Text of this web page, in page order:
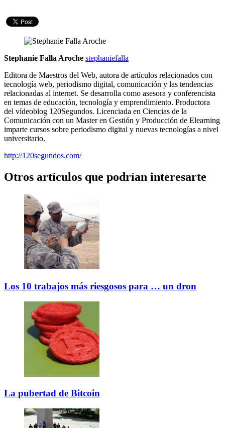
Stephanie Falla Aroche stephaniefalla
Editora de Maestros del Web, autora de artículos relacionados con
tecnología web, periodismo digital, comunicación y las tendencias
relacionadas al internet. Se desarrolla como asesora y conferencista
en temas de educación, tecnología y emprendimiento. Productora
del vídeoblog 120Segundos. Licenciada en Ciencias de la
Comunicación con un Master en Gestión y Producción de Elearning
imparte cursos sobre periodismo digital y nuevas tecnologías a nivel
universitario.
http://120segundos.com/
Otros artículos que podrían interesarte
Los 10 trabajos más riesgosos para … un dron
La pubertad de Bitcoin